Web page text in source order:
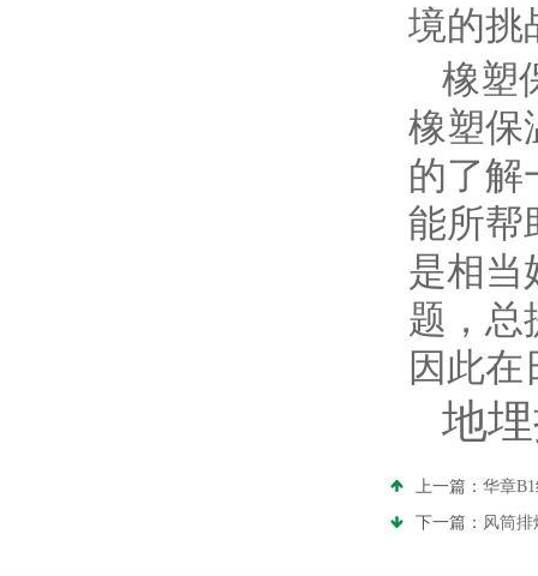
境的挑
橡塑
橡塑保
的了解
能所帮
是相当
题，总
因此
地
上一篇： 华章
下一篇： 风筒